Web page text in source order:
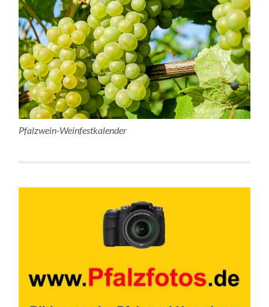
Pfalzwein-Weinfestkalender